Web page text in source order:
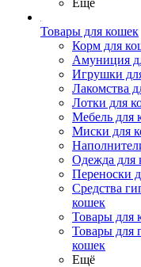
Ещё
Товары для кошек
Корм для
Амуниция
Игрушки
Лакомства
Лотки для
Мебель для
Миски для
Одежда для
Переноски
Средства
кошек
Товары для
Товары для
кошек
Ещё